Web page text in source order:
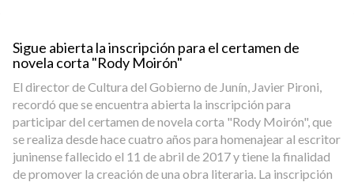
Sigue abierta la inscripción para el certamen de
novela corta "Rody Moirón"
El director de Cultura del Gobierno de Junín, Javier Pironi,
recordó que se encuentra abierta la inscripción para
participar del certamen de novela corta "Rody Moirón", que
se realiza desde hace cuatro años para homenajear al escritor
juninense fallecido el 11 de abril de 2017 y tiene la finalidad
de promover la creación de una obra literaria. La inscripción